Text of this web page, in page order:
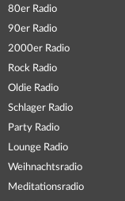
80er Radio
90er Radio
2000er Radio
Rock Radio
Oldie Radio
Schlager Radio
Party Radio
Lounge Radio
Weihnachtsradio
Meditationsradio